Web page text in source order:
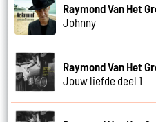
Raymond Van Het
Johnny
Raymond Van Het
Jouw liefde deel 1